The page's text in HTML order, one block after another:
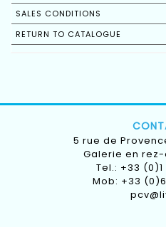
SALES CONDITIONS
RETURN TO CATALOGUE
5 rue de
Galerie en
Tel.: +33 (0)1
Mob: +33